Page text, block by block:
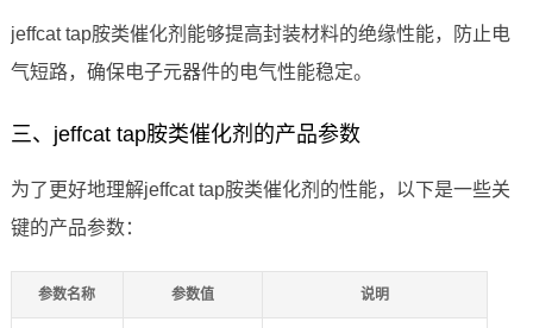
jeffcat tap胺类催化剂能够提高封装材料的绝缘性能，防止电
气短路，确保电子元器件的电气性能稳定。
三、jeffcat tap胺类催化剂的产品参数
为了更好地理解jeffcat tap胺类催化剂的性能，以下是一些关
键的产品参数：
参数名称 参数值 说明